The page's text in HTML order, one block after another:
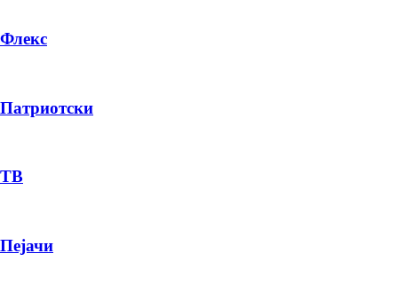
PRODUCT
ПЛАТИ ПРИ ДОСТАВА ВО КЕШ
Флекс
Патриотски
ТВ
Пејачи